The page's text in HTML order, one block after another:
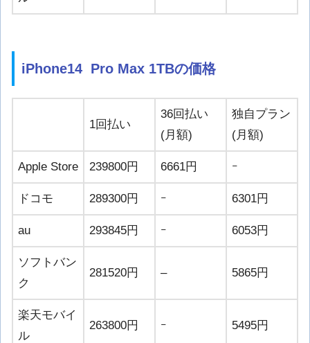
iPhone14 Pro Max 1TBの価格
1回払い
36回払い
(月額)
独自プラン
(月額)
Apple Store 239800円 6661円 ｰ
ドコモ 289300円 ｰ 6301円
au 293845円 ｰ 6053円
ソフトバン
ク
281520円 – 5865円
楽天モバイ
ル
263800円 ｰ 5495円